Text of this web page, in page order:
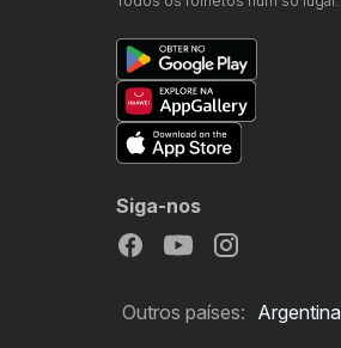
Siga-nos
Outros países: Argentina